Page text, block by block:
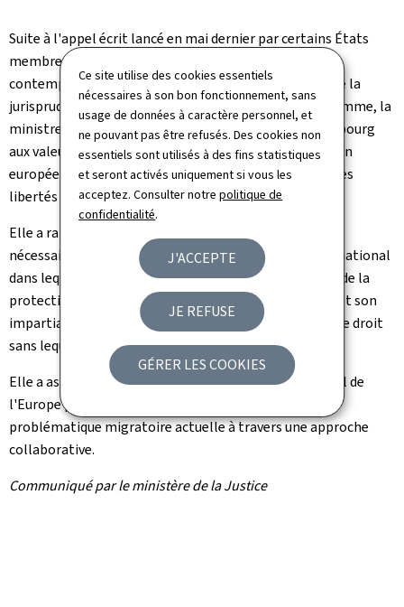
Ce site utilise des cookies essentiels
nécessaires à son bon fonctionnement, sans
usage de données à caractère personnel, et
ne pouvant pas être refusés. Des cookies non
essentiels sont utilisés à des fins statistiques
et seront activés uniquement si vous les
acceptez. Consulter notrepolitique de
confidentialité.
J'ACCEPTE
JE REFUSE
GÉRER LES COOKIES
Suite à l'appel écrit lancé en mai dernier par certains États
membres du Conseil de l'Europe à aborder les défis
contemporains posés par la migration dans le cadre de la
jurisprudence de la Cour européenne des droits de l'Homme, la
ministre a réaffirmé l'adhésion indéfectible du Luxembourg
aux valeurs et principes fondamentaux de la Convention
européenne de sauvegarde des droits de l'Homme et des
libertés fondamentales.
Elle a rappelé que le débat sur la migration doit
nécessairement s'inscrire dans le cadre juridique international
dans lequel le rôle de la Cour est de demeurer garante de la
protection des droits de l'Homme. Son indépendance et son
impartialité constituent les assises mêmes de l'État de droit
sans lequel la démocratie ne serait qu'une illusion.
Elle a assuré l'entier soutien du Luxembourg au Conseil de
l'Europe pour trouver une solution satisfaisante à la
problématique migratoire actuelle à travers une approche
collaborative.
Communiqué par le ministère de la Justice